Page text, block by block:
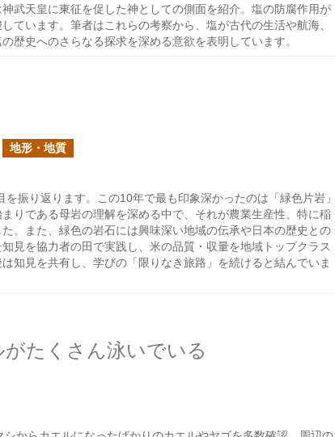
武天皇に東征を促した神としての側面を紹介。塩の防腐作用が
ています。筆者はこれらの考察から、塩が古代の生活や航海、
歴史へのさらなる探求を深める意欲を表明しています。
地形・地質
振り返ります。この10年で最も印象深かったのは「緑色片岩」
りである母岩の理解を深める中で、それが農業生産性、特に稲
。また、緑色の岩石には興味深い地域の伝承や日本の歴史との
見を協力者の田で実践し、米の品質・収量を地域トップクラス
知見を共有し、学びの「限りなき旅路」を続けると結んでいま
たくさん泳いでいる